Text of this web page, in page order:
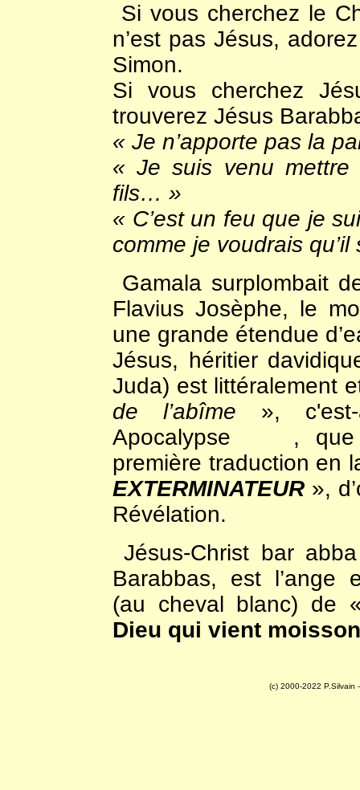
Si vous cherchez le
n’est pas Jésus,
Simon.
Si vous cherchez
trouverez Jésus
« Je n’apporte pas la
« Je suis venu
fils… »
« C’est un feu que je
comme je voudrais
Gamala surplombait
Flavius Josèphe, le
une grande étendue
Jésus, héritier
Juda) est littéralement
de l’abîme »,
Apocalypse , que
première traduction en
EXTERMINATEUR »,
Révélation.
Jésus-Christ bar
Barabbas, est l’ange
(au cheval blanc) de
Dieu qui vient
(c) 2000-2022 P.Silvain